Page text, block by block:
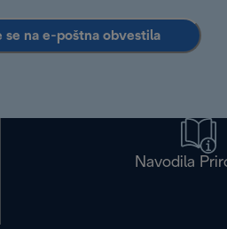
se na e-poštna obvestila
Navodila